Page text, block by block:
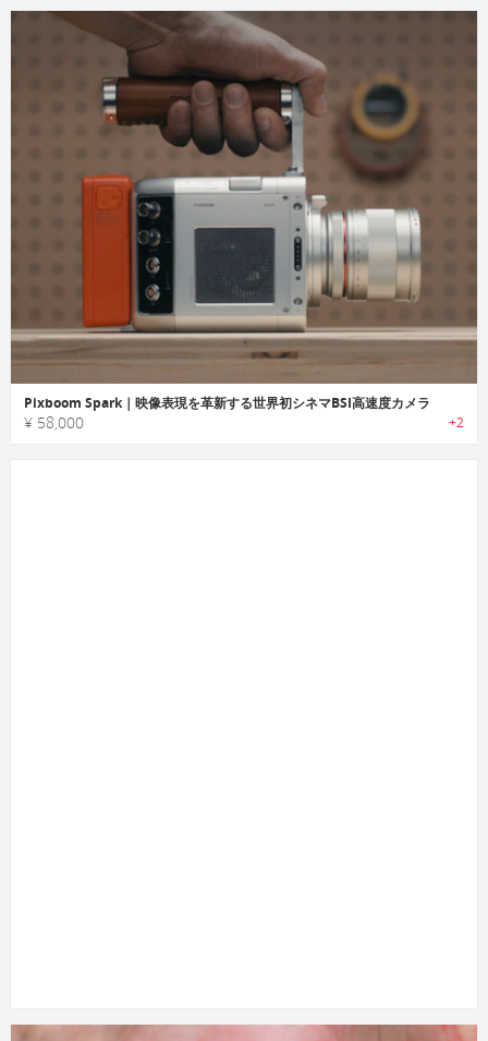
Pixboom Spark｜映像表現を革新する世界初シネマBSI高速度カメラ
¥ 58,000 +2